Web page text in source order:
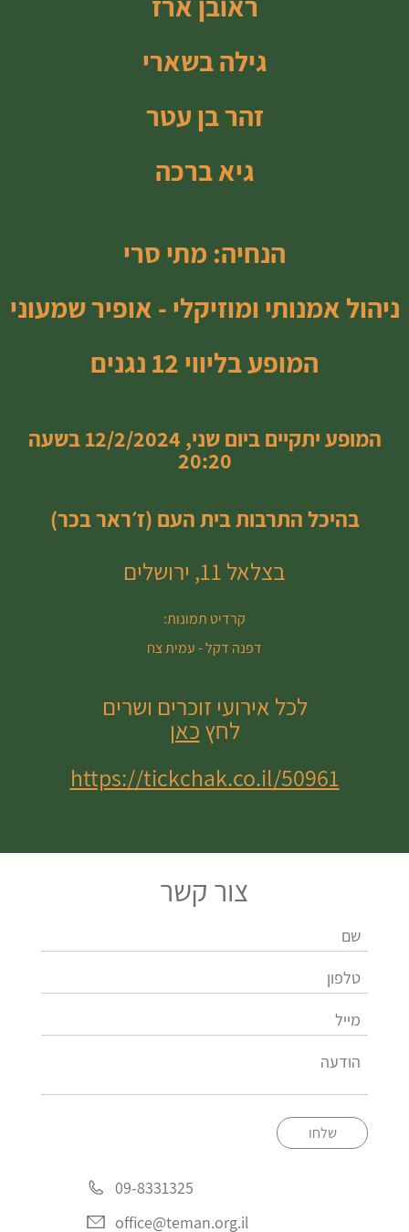
גילה בשארי
זהר בן עטר
גיא ברכה
הנחיה: מתי סרי
ניהול אמנותי ומוזיקלי - אופיר שמעוני
המופע בליווי 12 נגנים
המופע יתקיים ביום שני, 12/2/2024 בשעה
20:20
בהיכל התרבות בית העם (ז׳ראר בכר)
בצלאל 11, ירושלים
קרדיט תמונות:
דפנה דקל - עמית צח
לכל אירועי זוכרים ושרים
לחץ כאן
https://tickchak.co.il/50961
צור קשר
שלחו
09-8331325
office@teman.org.il